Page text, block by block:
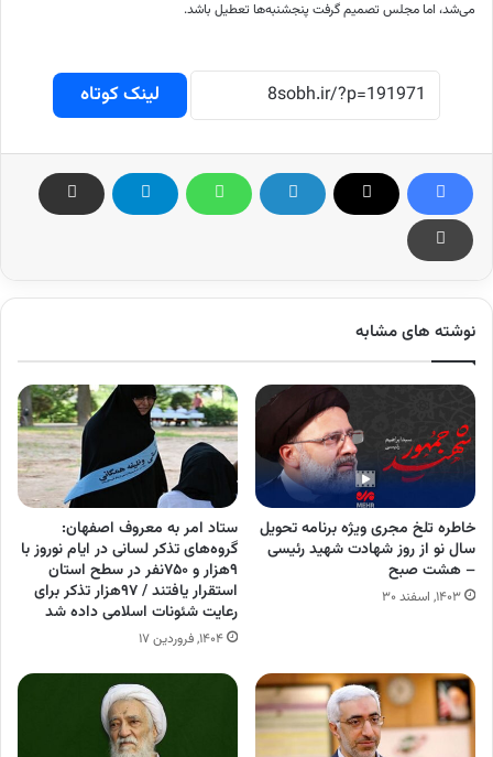
می‌شد، اما مجلس تصمیم گرفت پنجشنبه‌ها تعطیل باشد.
لینک کوتاه
نوشته های مشابه
خاطره تلخ مجری ویژه برنامه تحویل
سال نو از روز شهادت شهید رئیسی
– هشت صبح
۱۴۰۳, اسفند ۳۰
ستاد امر به معروف اصفهان:
گروه‌های تذکر لسانی در ایام نوروز با
۹هزار و ۷۵۰نفر در سطح استان
استقرار یافتند / ۹۷هزار تذکر برای
رعایت شئونات اسلامی داده شد
۱۴۰۴, فروردین ۱۷